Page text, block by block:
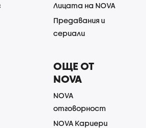
Лицата на NOVA
Предавания и
сериали
ОЩЕ ОТ
NOVA
NOVA
отговорност
NOVA Кариери